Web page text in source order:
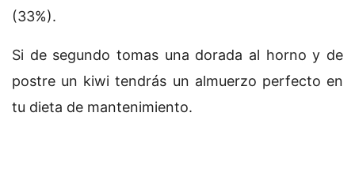
(33%).
Si de segundo tomas una dorada al horno y de
postre un kiwi tendrás un almuerzo perfecto en
tu dieta de mantenimiento.